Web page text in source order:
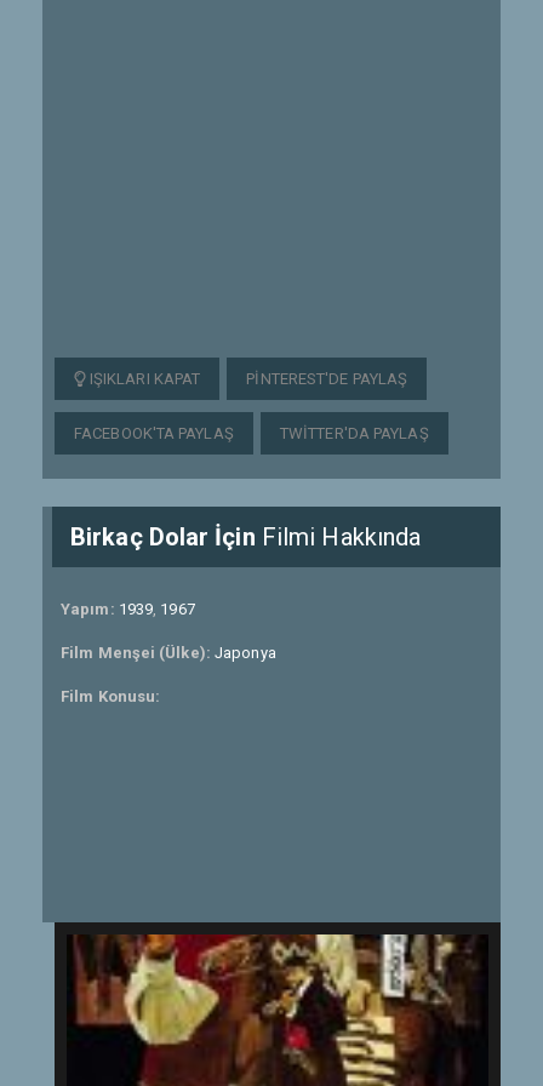
IŞIKLARI KAPAT PINTEREST'DE PAYLAŞ
FACEBOOK'TA PAYLAŞ TWITTER'DA PAYLAŞ
Birkaç Dolar İçin Filmi Hakkında
Yapım: 1939, 1967
Film Menşei (Ülke): Japonya
Film Konusu: